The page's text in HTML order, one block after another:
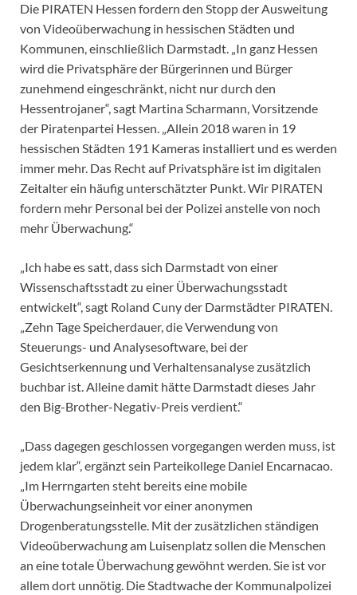
Die PIRATEN Hessen fordern den Stopp der Ausweitung
von Videoüberwachung in hessischen Städten und
Kommunen, einschließlich Darmstadt. „In ganz Hessen
wird die Privatsphäre der Bürgerinnen und Bürger
zunehmend eingeschränkt, nicht nur durch den
Hessentrojaner“, sagt Martina Scharmann, Vorsitzende
der Piratenpartei Hessen. „Allein 2018 waren in 19
hessischen Städten 191 Kameras installiert und es werden
immer mehr. Das Recht auf Privatsphäre ist im digitalen
Zeitalter ein häufig unterschätzter Punkt. Wir PIRATEN
fordern mehr Personal bei der Polizei anstelle von noch
mehr Überwachung.“
„Ich habe es satt, dass sich Darmstadt von einer
Wissenschaftsstadt zu einer Überwachungsstadt
entwickelt“, sagt Roland Cuny der Darmstädter PIRATEN.
„Zehn Tage Speicherdauer, die Verwendung von
Steuerungs- und Analysesoftware, bei der
Gesichtserkennung und Verhaltensanalyse zusätzlich
buchbar ist. Alleine damit hätte Darmstadt dieses Jahr
den Big-Brother-Negativ-Preis verdient.“
„Dass dagegen geschlossen vorgegangen werden muss, ist
jedem klar“, ergänzt sein Parteikollege Daniel Encarnacao.
„Im Herrngarten steht bereits eine mobile
Überwachungseinheit vor einer anonymen
Drogenberatungsstelle. Mit der zusätzlichen ständigen
Videoüberwachung am Luisenplatz sollen die Menschen
an eine totale Überwachung gewöhnt werden. Sie ist vor
allem dort unnötig. Die Stadtwache der Kommunalpolizei